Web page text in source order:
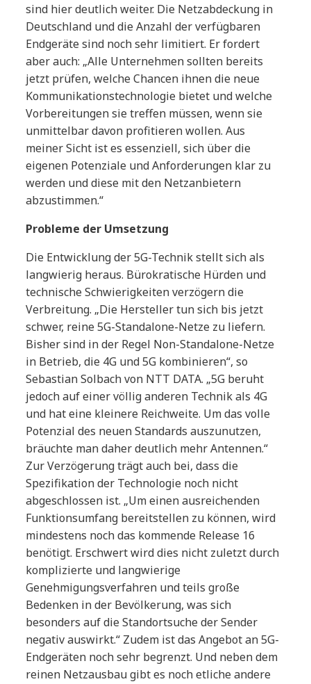
sind hier deutlich weiter. Die Netzabdeckung in
Deutschland und die Anzahl der verfügbaren
Endgeräte sind noch sehr limitiert. Er fordert
aber auch: „Alle Unternehmen sollten bereits
jetzt prüfen, welche Chancen ihnen die neue
Kommunikationstechnologie bietet und welche
Vorbereitungen sie treffen müssen, wenn sie
unmittelbar davon profitieren wollen. Aus
meiner Sicht ist es essenziell, sich über die
eigenen Potenziale und Anforderungen klar zu
werden und diese mit den Netzanbietern
abzustimmen.“
Probleme der Umsetzung
Die Entwicklung der 5G-Technik stellt sich als
langwierig heraus. Bürokratische Hürden und
technische Schwierigkeiten verzögern die
Verbreitung. „Die Hersteller tun sich bis jetzt
schwer, reine 5G-Standalone-Netze zu liefern.
Bisher sind in der Regel Non-Standalone-Netze
in Betrieb, die 4G und 5G kombinieren“, so
Sebastian Solbach von NTT DATA. „5G beruht
jedoch auf einer völlig anderen Technik als 4G
und hat eine kleinere Reichweite. Um das volle
Potenzial des neuen Standards auszunutzen,
bräuchte man daher deutlich mehr Antennen.“
Zur Verzögerung trägt auch bei, dass die
Spezifikation der Technologie noch nicht
abgeschlossen ist. „Um einen ausreichenden
Funktionsumfang bereitstellen zu können, wird
mindestens noch das kommende Release 16
benötigt. Erschwert wird dies nicht zuletzt durch
komplizierte und langwierige
Genehmigungsverfahren und teils große
Bedenken in der Bevölkerung, was sich
besonders auf die Standortsuche der Sender
negativ auswirkt.“ Zudem ist das Angebot an 5G-
Endgeräten noch sehr begrenzt. Und neben dem
reinen Netzausbau gibt es noch etliche andere